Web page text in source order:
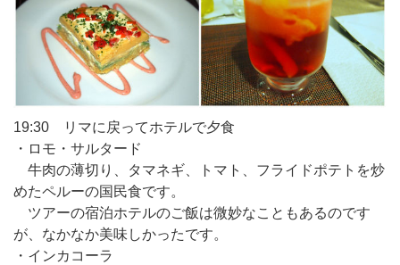
19:30 リマに戻ってホテルで夕食
・ロモ・サルタード
牛肉の薄切り、タマネギ、トマト、フライドポテトを炒
めたペルーの国民食です。
ツアーの宿泊ホテルのご飯は微妙なこともあるのです
が、なかなか美味しかったです。
・インカコーラ